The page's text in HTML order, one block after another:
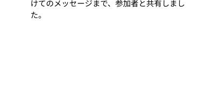
けてのメッセージまで、参加者と共有しまし
た。